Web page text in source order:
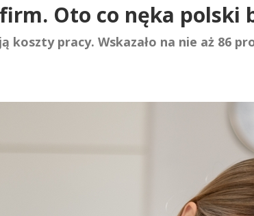
Oto co nęka polski
koszty pracy. Wskazało na nie aż 86